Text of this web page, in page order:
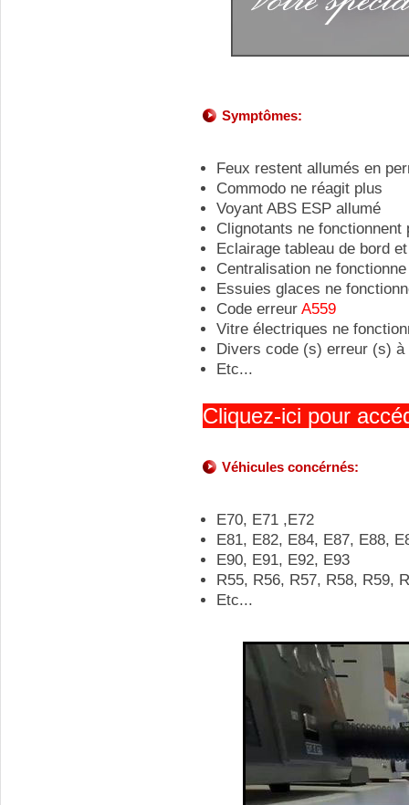
Symptômes:
Feux restent allumés en
Commodo ne réagit plus
Voyant ABS ESP allumé
Clignotants ne fonctionnent
Eclairage tableau de bord
Centralisation ne
Essuies glaces ne
Code erreur A559
Vitre électriques ne
Divers code (s) erreur (s)
Etc...
Cliquez-ici pour
Véhicules concérnés:
E70, E71 ,E72
E81, E82, E84, E87, E88,
E90, E91, E92, E93
R55, R56, R57, R58, R59,
Etc...